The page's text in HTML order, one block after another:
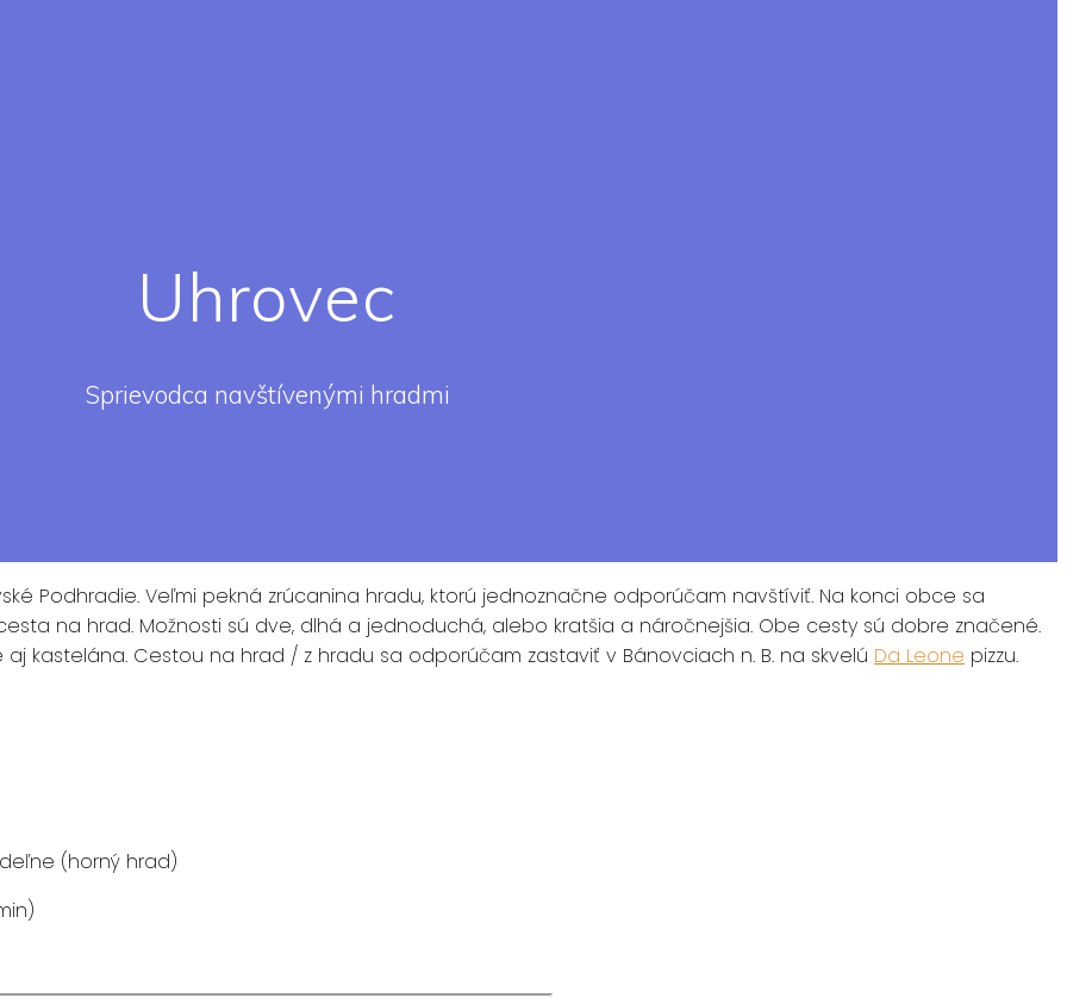
Uhrovec
Sprievodca navštívenými hradmi
Podhradie. Veľmi pekná zrúcanina hradu, ktorú jednoznačne odporúčam navštíviť. Na konci obce sa
na hrad. Možnosti sú dve, dlhá a jednoduchá, alebo kratšia a náročnejšia. Obe cesty sú dobre značené.
kastelána. Cestou na hrad / z hradu sa odporúčam zastaviť v Bánovciach n. B. na skvelú Da Leone pizzu.
(horný hrad)